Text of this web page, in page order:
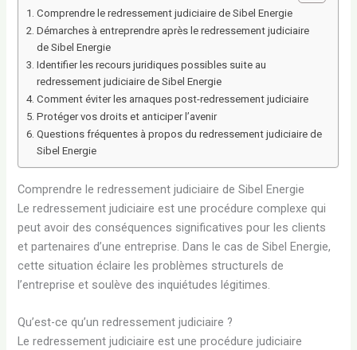
Comprendre le redressement judiciaire de Sibel Energie
Démarches à entreprendre après le redressement judiciaire
de Sibel Energie
Identifier les recours juridiques possibles suite au
redressement judiciaire de Sibel Energie
Comment éviter les arnaques post-redressement judiciaire
Protéger vos droits et anticiper l’avenir
Questions fréquentes à propos du redressement judiciaire de
Sibel Energie
Comprendre le redressement judiciaire de Sibel Energie
Le redressement judiciaire est une procédure complexe qui
peut avoir des conséquences significatives pour les clients
et partenaires d’une entreprise. Dans le cas de Sibel Energie,
cette situation éclaire les problèmes structurels de
l’entreprise et soulève des inquiétudes légitimes.
Qu’est-ce qu’un redressement judiciaire ?
Le redressement judiciaire est une procédure judiciaire